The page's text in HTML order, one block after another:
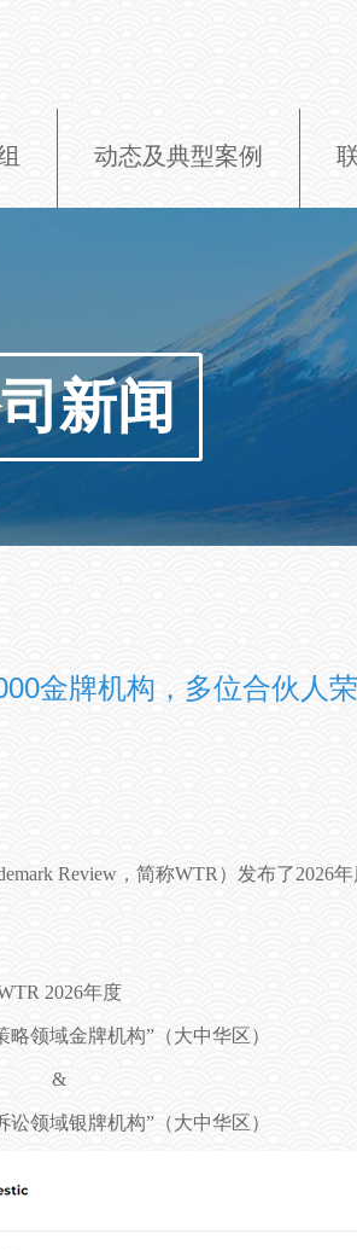
动态及典型案例
新闻
金牌机构，多位合伙人
Review ，简称WTR ）发布了2026年
2026年度
略领域金牌机构”（大中华区）
&
讼领域银牌机构”（大中华区）